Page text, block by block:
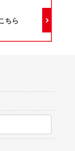
ちら